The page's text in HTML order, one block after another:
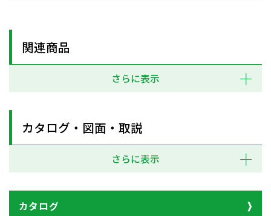
関連商品
さらに表示
カタログ・図面・取説
さらに表示
カタログ